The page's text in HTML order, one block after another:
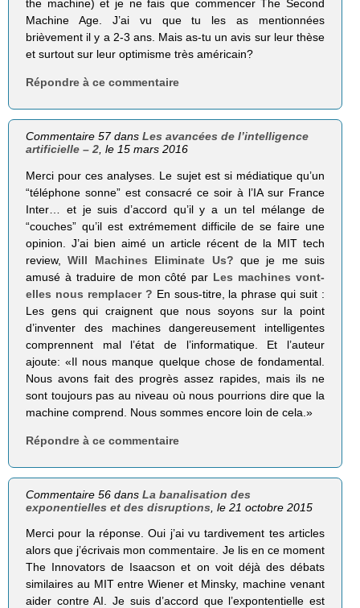
the machine) et je ne fais que commencer The Second
Machine Age. J’ai vu que tu les as mentionnées
brièvement il y a 2-3 ans. Mais as-tu un avis sur leur thèse
et surtout sur leur optimisme très américain?
Répondre à ce commentaire
Commentaire 57 dansLes avancées de l’intelligence
artificielle – 2, le 15 mars 2016
Merci pour ces analyses. Le sujet est si médiatique qu’un
“téléphone sonne” est consacré ce soir à l’IA sur France
Inter… et je suis d’accord qu’il y a un tel mélange de
“couches” qu’il est extrémement difficile de se faire une
opinion. J’ai bien aimé un article récent de la MIT tech
review,Will Machines Eliminate Us? que je me suis
amusé à traduire de mon côté par Les machines vont-
elles nous remplacer ? En sous-titre, la phrase qui suit :
Les gens qui craignent que nous soyons sur la point
d’inventer des machines dangereusement intelligentes
comprennent mal l’état de l’informatique. Et l’auteur
ajoute: «Il nous manque quelque chose de fondamental.
Nous avons fait des progrès assez rapides, mais ils ne
sont toujours pas au niveau où nous pourrions dire que la
machine comprend. Nous sommes encore loin de cela.»
Répondre à ce commentaire
Commentaire 56 dansLa banalisation des
exponentielles et des disruptions , le 21 octobre 2015
Merci pour la réponse. Oui j’ai vu tardivement tes articles
alors que j’écrivais mon commentaire. Je lis en ce moment
The Innovators de Isaacson et on voit déjà des débats
similaires au MIT entre Wiener et Minsky, machine venant
aider contre AI. Je suis d’accord que l’expontentielle est